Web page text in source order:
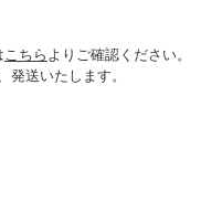
こちら よりご確認ください。
発送いたします。